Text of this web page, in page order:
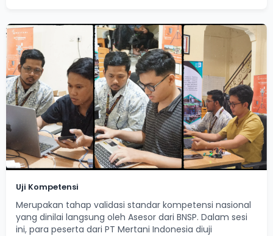
Uji Kompetensi
Merupakan tahap validasi standar kompetensi nasional
yang dinilai langsung oleh Asesor dari BNSP. Dalam sesi
ini, para peserta dari PT Mertani Indonesia diuji